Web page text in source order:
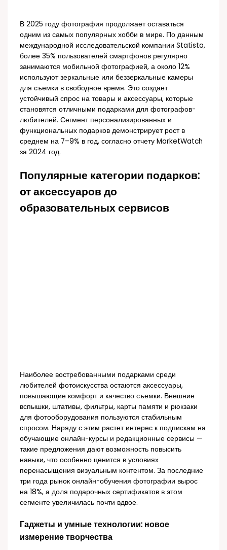
В 2025 году фотография продолжает оставаться
одним из самых популярных хобби в мире. По данным
международной исследовательской компании Statista,
более 35% пользователей смартфонов регулярно
занимаются мобильной фотографией, а около 12%
используют зеркальные или беззеркальные камеры
для съемки в свободное время. Это создает
устойчивый спрос на товары и аксессуары, которые
становятся отличными подарками для фотографов-
любителей. Сегмент персонализированных и
функциональных подарков демонстрирует рост в
среднем на 7–9% в год, согласно отчету MarketWatch
за 2024 год.
Популярные категории подарков:
от аксессуаров до
образовательных сервисов
Наиболее востребованными подарками среди
любителей фотоискусства остаются аксессуары,
повышающие комфорт и качество съемки. Внешние
вспышки, штативы, фильтры, карты памяти и рюкзаки
для фотооборудования пользуются стабильным
спросом. Наряду с этим растет интерес к подпискам на
обучающие онлайн-курсы и редакционные сервисы —
такие предложения дают возможность повысить
навыки, что особенно ценится в условиях
перенасыщения визуальным контентом. За последние
три года рынок онлайн-обучения фотографии вырос
на 18%, а доля подарочных сертификатов в этом
сегменте увеличилась почти вдвое.
Гаджеты и умные технологии: новое
измерение творчества